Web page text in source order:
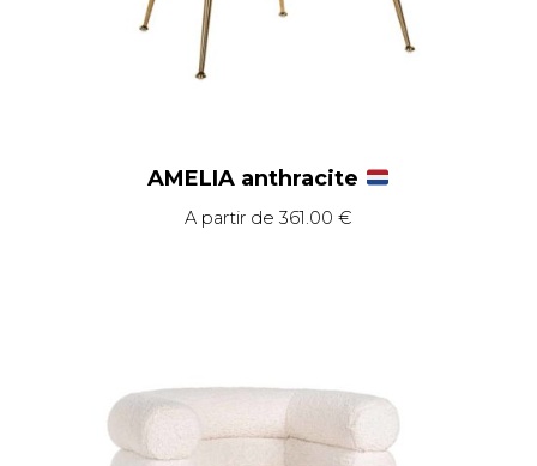
AMELIA anthracite
A partir de 361.00 €